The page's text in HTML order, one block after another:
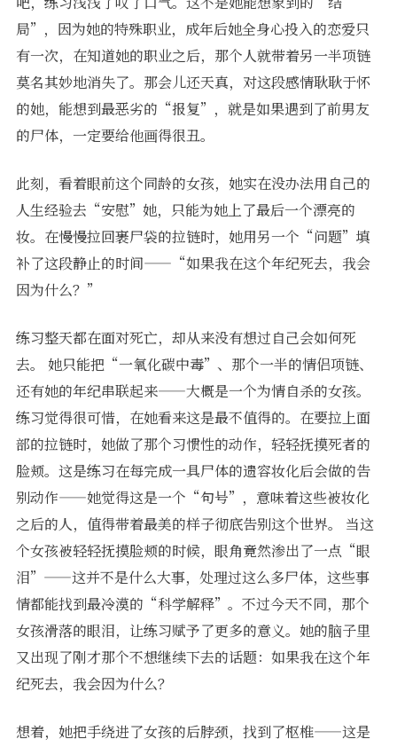
局”，因为她的特殊职业，成年后她全身心投入的恋爱只
有一次，在知道她的职业之后，那个人就带着另一半项链
莫名其妙地消失了。那会儿还天真，对这段感情耿耿于怀
的她，能想到最恶劣的“报复”，就是如果遇到了前男友
的尸体，一定要给他画得很丑。
此刻，看着眼前这个同龄的女孩，她实在没办法用自己的
人生经验去“安慰”她，只能为她上了最后一个漂亮的
妆。在慢慢拉回裹尸袋的拉链时，她用另一个“问题”填
补了这段静止的时间——“如果我在这个年纪死去，我会
因为什么？”
练习整天都在面对死亡，却从来没有想过自己会如何死
去。 她只能把“一氧化碳中毒”、那个一半的情侣项链、
还有她的年纪串联起来——大概是一个为情自杀的女孩。
练习觉得很可惜，在她看来这是最不值得的。在要拉上面
部的拉链时，她做了那个习惯性的动作，轻轻抚摸死者的
脸颊。这是练习在每完成一具尸体的遗容妆化后会做的告
别动作——她觉得这是一个“句号”，意味着这些被妆化
之后的人，值得带着最美的样子彻底告别这个世界。 当这
个女孩被轻轻抚摸脸颊的时候，眼角竟然渗出了一点“眼
泪”——这并不是什么大事，处理过这么多尸体，这些事
情都能找到最冷漠的“科学解释”。不过今天不同，那个
女孩滑落的眼泪，让练习赋予了更多的意义。她的脑子里
又出现了刚才那个不想继续下去的话题：如果我在这个年
纪死去，我会因为什么？
想着，她把手绕进了女孩的后脖颈，找到了枢椎——这是